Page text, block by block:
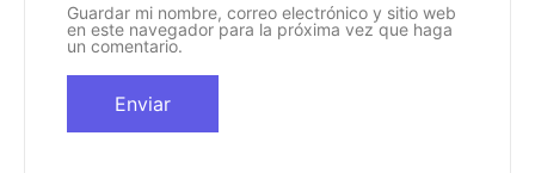
Guardar mi nombre, correo electrónico y sitio web
en este navegador para la próxima vez que haga
un comentario.